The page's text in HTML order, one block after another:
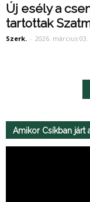
Új esély a
tartottak
Szerk. - 2026. március 03.
Amikor Csíkban járt